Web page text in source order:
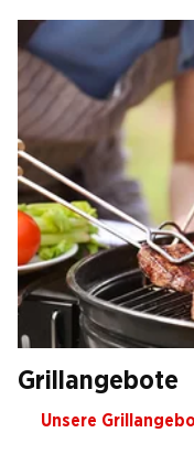
Grillangebote
Unsere